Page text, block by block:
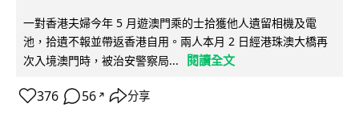
一對香港夫婦今年 5 月遊澳門乘的士拾獲他人遺留相機及電
池，拾遺不報並帶返香港自用。兩人本月 2 日經港珠澳大橋再
次入境澳門時，被治安警察局...
閱讀全文
376 56 ↗ 分享